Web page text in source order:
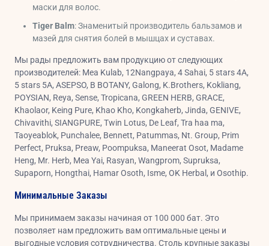
маски для волос.
Tiger Balm: Знаменитый производитель бальзамов и
мазей для снятия болей в мышцах и суставах.
Мы рады предложить вам продукцию от следующих
производителей: Mea Kulab, 12Nangpaya, 4 Sahai, 5 stars 4A,
5 stars 5A, ASEPSO, B BOTANY, Galong, K.Brothers, Kokliang,
POYSIAN, Reya, Sense, Tropicana, GREEN HERB, GRACE,
Khaolaor, Keing Pure, Khao Kho, Kongkaherb, Jinda, GENIVE,
Chivavithi, SIANGPURE, Twin Lotus, De Leaf, Tra haa ma,
Taoyeablok, Punchalee, Bennett, Patummas, Nt. Group, Prim
Perfect, Pruksa, Preaw, Poompuksa, Maneerat Osot, Madame
Heng, Mr. Herb, Mea Yai, Rasyan, Wangprom, Supruksa,
Supaporn, Hongthai, Hamar Osoth, Isme, OK Herbal, и Osothip.
Минимальные Заказы
Мы принимаем заказы начиная от 100 000 бат. Это
позволяет нам предложить вам оптимальные цены и
выгодные условия сотрудничества. Столь крупные заказы